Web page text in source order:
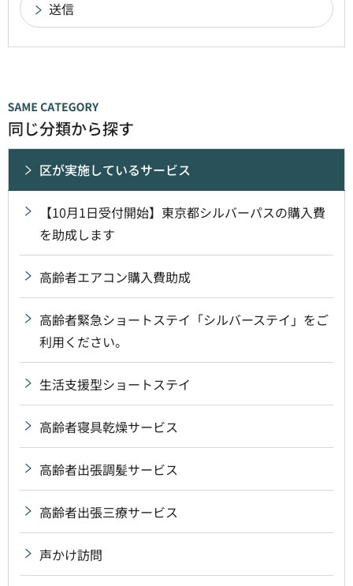
同じ分類から探す
区が実施しているサービス
【10月1日受付開始】東京都シルバーパスの購入費
を助成します
高齢者エアコン購入費助成
高齢者緊急ショートステイ「シルバーステイ」をご
利用ください。
生活支援型ショートステイ
高齢者寝具乾燥サービス
高齢者出張調髪サービス
高齢者出張三療サービス
声かけ訪問